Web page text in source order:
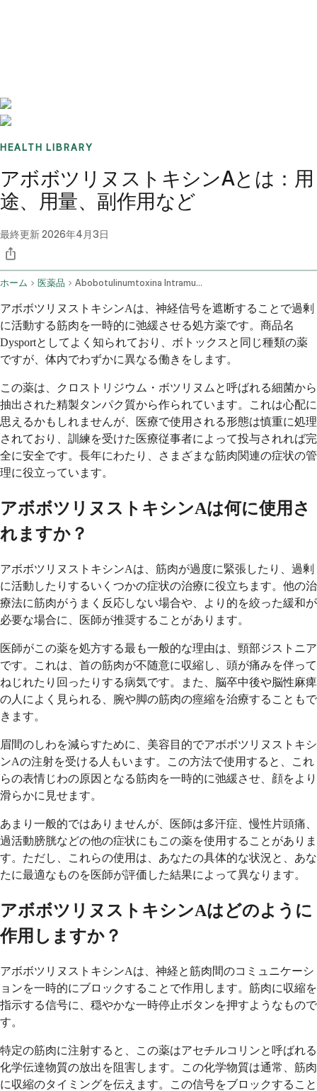
HEALTH LIBRARY
アボボツリヌストキシンAとは：用
途、用量、副作用など
最終更新2026年4月3日
ホーム 医薬品 Abobotulinumtoxina Intramuscular Route
アボボツリヌストキシンAは、神経信号を遮断することで過剰
に活動する筋肉を一時的に弛緩させる処方薬です。商品名
Dysportとしてよく知られており、ボトックスと同じ種類の薬
ですが、体内でわずかに異なる働きをします。
この薬は、クロストリジウム・ボツリヌムと呼ばれる細菌から
抽出された精製タンパク質から作られています。これは心配に
思えるかもしれませんが、医療で使用される形態は慎重に処理
されており、訓練を受けた医療従事者によって投与されれば完
全に安全です。長年にわたり、さまざまな筋肉関連の症状の管
理に役立っています。
アボボツリヌストキシンAは何に使用さ
れますか？
アボボツリヌストキシンAは、筋肉が過度に緊張したり、過剰
に活動したりするいくつかの症状の治療に役立ちます。他の治
療法に筋肉がうまく反応しない場合や、より的を絞った緩和が
必要な場合に、医師が推奨することがあります。
医師がこの薬を処方する最も一般的な理由は、頸部ジストニア
です。これは、首の筋肉が不随意に収縮し、頭が痛みを伴って
ねじれたり回ったりする病気です。また、脳卒中後や脳性麻痺
の人によく見られる、腕や脚の筋肉の痙縮を治療することもで
きます。
眉間のしわを減らすために、美容目的でアボボツリヌストキシ
ンAの注射を受ける人もいます。この方法で使用すると、これ
らの表情じわの原因となる筋肉を一時的に弛緩させ、顔をより
滑らかに見せます。
あまり一般的ではありませんが、医師は多汗症、慢性片頭痛、
過活動膀胱などの他の症状にもこの薬を使用することがありま
す。ただし、これらの使用は、あなたの具体的な状況と、あな
たに最適なものを医師が評価した結果によって異なります。
アボボツリヌストキシンAはどのように
作用しますか？
アボボツリヌストキシンAは、神経と筋肉間のコミュニケーシ
ョンを一時的にブロックすることで作用します。筋肉に収縮を
指示する信号に、穏やかな一時停止ボタンを押すようなもので
す。
特定の筋肉に注射すると、この薬はアセチルコリンと呼ばれる
化学伝達物質の放出を阻害します。この化学物質は通常、筋肉
に収縮のタイミングを伝えます。この信号をブロックすること